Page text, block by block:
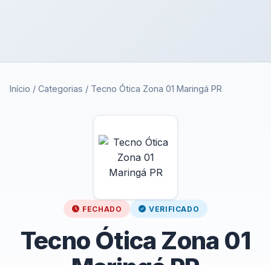
Início / Categorias / Tecno Ótica Zona 01 Maringá PR
FECHADO VERIFICADO
Tecno Ótica Zona 01